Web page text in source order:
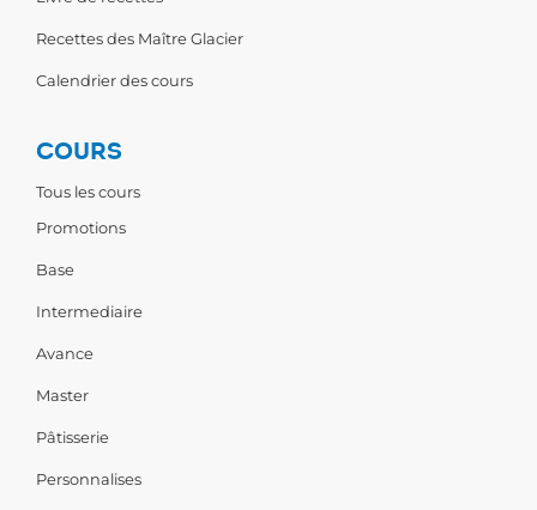
Recettes des Maître Glacier
Calendrier des cours
COURS
Tous les cours
Promotions
Base
Intermediaire
Avance
Master
Pâtisserie
Personnalises